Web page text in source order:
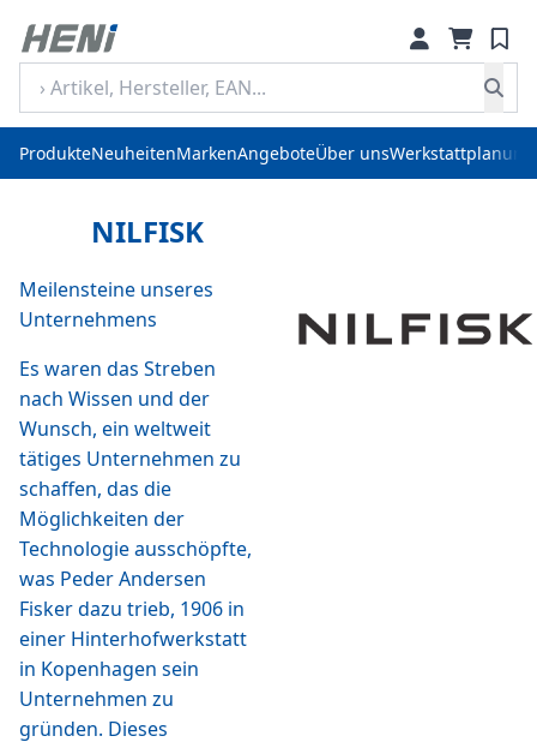
ProdukteNeuheitenMarkenAngeboteÜber unsWerkstattplanung
NILFISK
Meilensteine unseres
Unternehmens
Es waren das Streben
nach Wissen und der
Wunsch, ein weltweit
tätiges Unternehmen zu
schaffen, das die
Möglichkeiten der
Technologie ausschöpfte,
was Peder Andersen
Fisker dazu trieb, 1906 in
einer Hinterhofwerkstatt
in Kopenhagen sein
Unternehmen zu
gründen. Dieses